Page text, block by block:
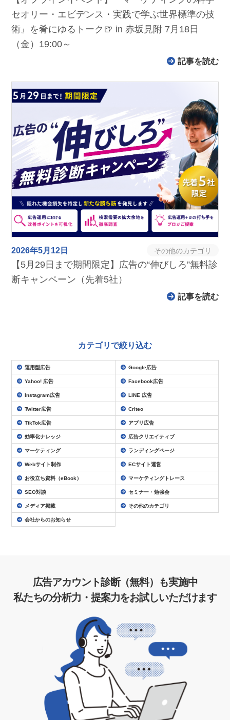
セオリー・エビデンス・実践で学ぶ世界標準の技
術』を肴にゆるトーク🍺 in 赤坂見附 7月18日
（金）19:00～
記事を読む
2026年5月12日 その他のカテゴリ
【5月29日まで期間限定】広告の“伸びしろ”無料
診断キャンペーン（先着5社）
記事を読む
カテゴリで絞り込む
運用型広告 Google広告
Yahoo! 広告 Facebook広告
Instagram広告 LINE 広告
Twitter広告 Criteo
TikTok広告 アプリ広告
効率化ナレッジ 広告クリエイティブ
マーケティング ランディングページ
Webサイト制作 ECサイト運営
お役立ち資料（eBook） マーケティングトレース
SEO対談 セミナー・勉強会
メディア掲載 その他のカテゴリ
会社からのお知らせ
広告アカウント診断（無料）も実施中
私たちの分析力・提案力をお試しいただけます